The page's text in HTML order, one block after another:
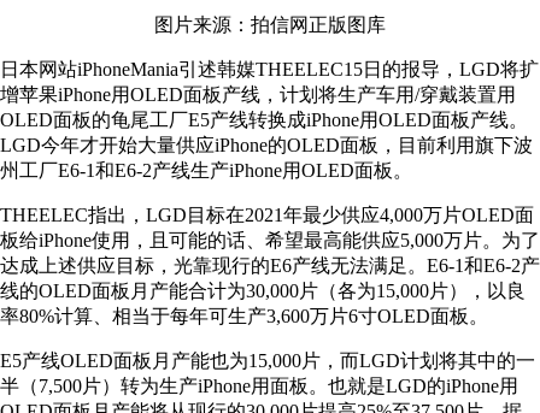
图片来源：拍信网正版图库
日本网站iPhoneMania引述韩媒THEELEC15日的报导，LGD将扩
增苹果iPhone用OLED面板产线，计划将生产车用/穿戴装置用
OLED面板的龟尾工厂E5产线转换成iPhone用OLED面板产线。
LGD今年才开始大量供应iPhone的OLED面板，目前利用旗下波
州工厂E6-1和E6-2产线生产iPhone用OLED面板。
THEELEC指出，LGD目标在2021年最少供应4,000万片OLED面
板给iPhone使用，且可能的话、希望最高能供应5,000万片。为了
达成上述供应目标，光靠现行的E6产线无法满足。E6-1和E6-2产
线的OLED面板月产能合计为30,000片（各为15,000片），以良
率80%计算、相当于每年可生产3,600万片6寸OLED面板。
E5产线OLED面板月产能也为15,000片，而LGD计划将其中的一
半（7,500片）转为生产iPhone用面板。也就是LGD的iPhone用